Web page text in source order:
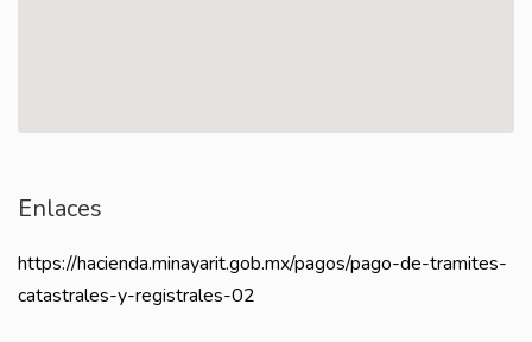
Enlaces
https://hacienda.minayarit.gob.mx/pagos/pago-de-tramites-
catastrales-y-registrales-02